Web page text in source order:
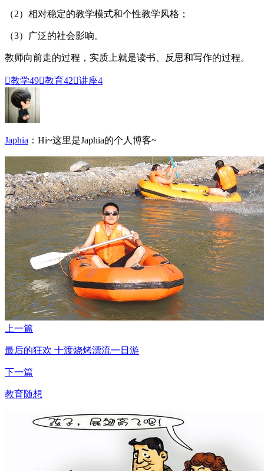
（2）相对稳定的教学模式和个性教学风格；
（3）广泛的社会影响。
教师向前走的过程，实质上就是读书、反思和写作的过程。
教学49教育42讲座4
Japhia ：Hi~这里是Japhia的个人博客~
上一篇
最后的狂欢 十渡烧烤漂流一日游
下一篇
教育随想